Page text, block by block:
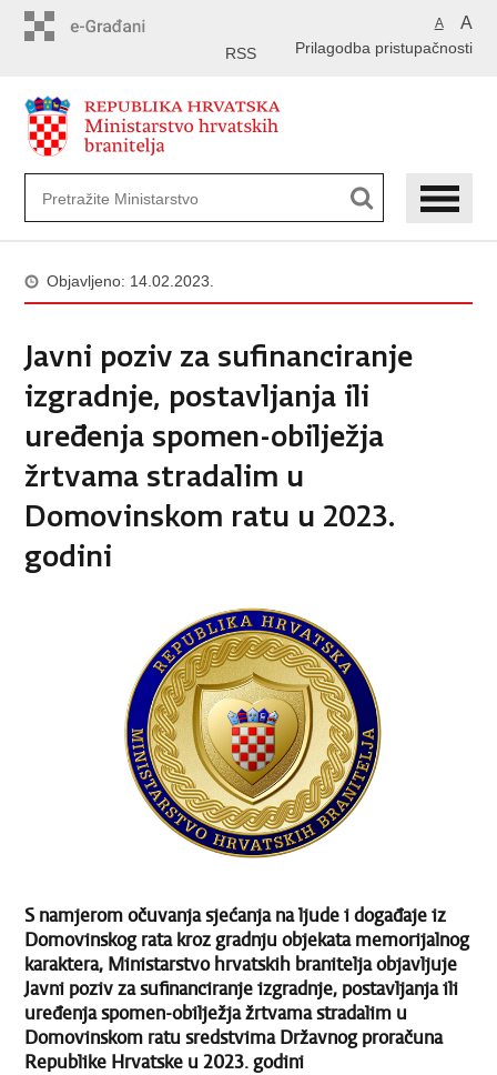
A A
Prilagodba pristupačnosti
RSS
Objavljeno: 14.02.2023.
Javni poziv za sufinanciranje
izgradnje, postavljanja ili
uređenja spomen-obilježja
žrtvama stradalim u
Domovinskom ratu u 2023.
godini
S namjerom očuvanja sjećanja na ljude i događaje iz
Domovinskog rata kroz gradnju objekata memorijalnog
karaktera, Ministarstvo hrvatskih branitelja objavljuje
Javni poziv za sufinanciranje izgradnje, postavljanja ili
uređenja spomen-obilježja žrtvama stradalim u
Domovinskom ratu sredstvima Državnog proračuna
Republike Hrvatske u 2023. godini